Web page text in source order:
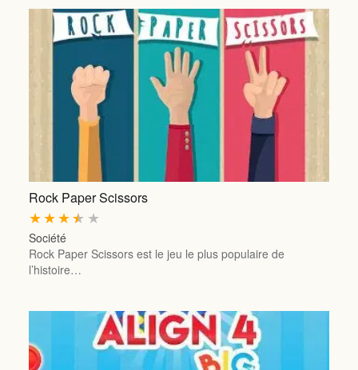
Rock Paper Scissors
★
★
★
★
★
Société
Rock Paper Scissors est le jeu le plus populaire de
l’histoire…